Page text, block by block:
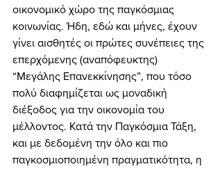
οικονομικό χώρο της παγκόσμιας
κοινωνίας. Ήδη, εδώ και μήνες, έχουν
γίνει αισθητές οι πρώτες συνέπειες της
επερχόμενης (αναπόφευκτης)
“Μεγάλης Επανεκκίνησης”, που τόσο
πολύ διαφημίζεται ως μοναδική
διέξοδος για την οικονομία του
μέλλοντος. Κατά την Παγκόσμια Τάξη,
και με δεδομένη την όλο και πιο
παγκοσμιοποιημένη πραγματικότητα, η